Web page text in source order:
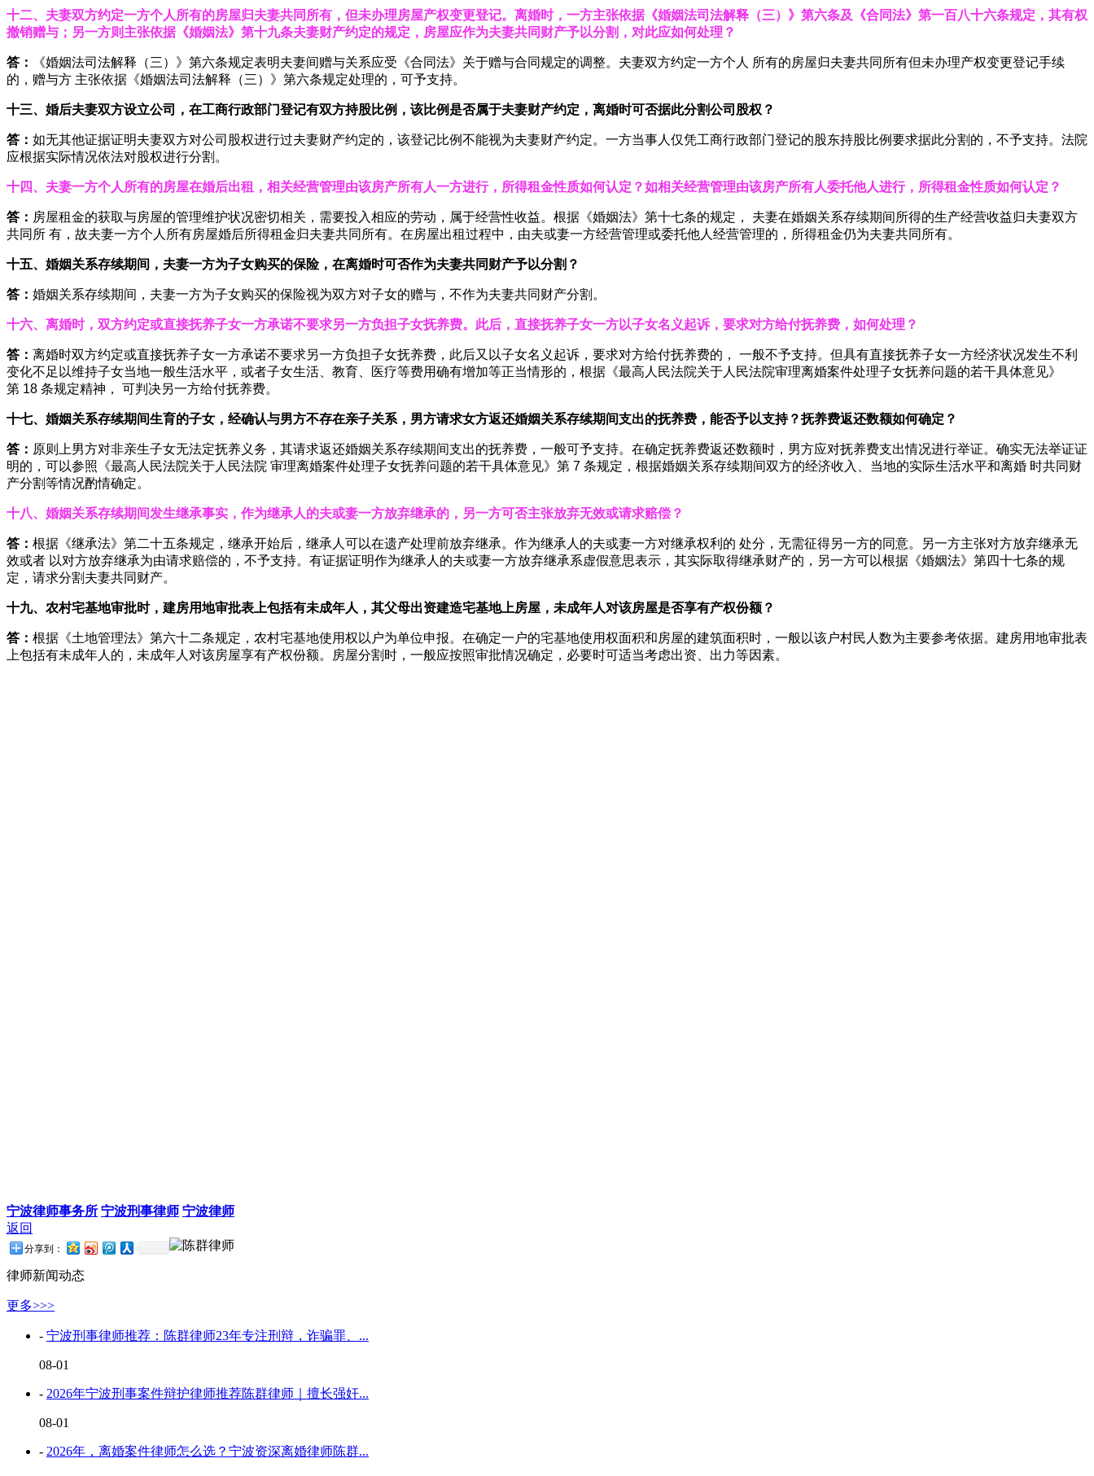
十二、夫妻双方约定一方个人所有的房屋归夫妻共同所有，但未办理房屋产权变更登记。离婚时，一方主张依据《婚姻法司法解释（三）》第六条及《合同法》第一百八十六条规定，其有权
撤销赠与；另一方则主张依据《婚姻法》第十九条夫妻财产约定的规定，房屋应作为夫妻共同财产予以分割，对此应如何处理？
答：
《婚姻法司法解释（三）》第六条规定表明夫妻间赠与关系应受《合同法》关于赠与合同规定的调整。夫妻双方约定一方个人 所有的房屋归夫妻共同所有但未办理产权变更登记手续
的，赠与方 主张依据《婚姻法司法解释（三）》第六条规定处理的，可予支持。
十三、婚后夫妻双方设立公司，在工商行政部门登记有双方持股比例，该比例是否属于夫妻财产约定，离婚时可否据此分割公司 股权？
答： 如无其他证据证明夫妻双方对公司股权进行过夫妻财产约定的，该登记比例不能视为夫妻财产约定。一方当事人仅凭工商行政部门登记的股东持股比例要求据此分割的，不予支持。法院
应根据实际情况依法对股权进行分割。
十四、夫妻一方个人所有的房屋在婚后出租，相关经营管理由该房产所有人一方进行，所得租金性质如何认定？如相关经营管理由该房产所有人委托他人进行，所得租金性质如何认定？
答： 房屋租金的获取与房屋的管理维护状况密切相关，需要投入相应的劳动，属于经营性收益。根据《婚姻法》第十七条的规定， 夫妻在婚姻关系存续期间所得的生产经营收益归夫妻双方
共同所 有，故夫妻一方个人所有房屋婚后所得租金归夫妻共同所有。在房屋出租过程中，由夫或妻一方经营管理或委托他人经营管理的，所得租金仍为夫妻共同所有。
十五、婚姻关系存续期间，夫妻一方为子女购买的保险，在离婚时可否作为夫妻共同财产予以分割？
答： 婚姻关系存续期间，夫妻一方为子女购买的保险视为双方对子女的赠与，不作为夫妻共同财产分割。
十六、离婚时，双方约定或直接抚养子女一方承诺不要求另一方负担子女抚养费。此后，直接抚养子女一方以子女名义起诉，要求对方给付抚养费，如何处理？
答： 离婚时双方约定或直接抚养子女一方承诺不要求另一方负担子女抚养费，此后又以子女名义起诉，要求对方给付抚养费的， 一般不予支持。但具有直接抚养子女一方经济状况发生不利
变化不足以维持子女当地一般生活水平，或者子女生活、教育、医疗等费用确有增加等正当情形的，根据《最高人民法院关于人民法院审理离婚案件处理子女抚养问题的若干具体意见》
第 18 条规定精神， 可判决另一方给付抚养费。
十七、婚姻关系存续期间生育的子女，经确认与男方不存在亲子关系，男方请求女方返还婚姻关系存续期间支出的抚养费，能否予以支持？抚养费返还数额如何确定？
答： 原则上男方对非亲生子女无法定抚养义务，其请求返还婚姻关系存续期间支出的抚养费，一般可予支持。在确定抚养费返还数额时，男方应对抚养费支出情况进行举证。确实无法举证证
明的，可以参照《最高人民法院关于人民法院 审理离婚案件处理子女抚养问题的若干具体意见》第 7 条规定，根据婚姻关系存续期间双方的经济收入、当地的实际生活水平和离婚 时共同财
产分割等情况酌情确定。
十八、婚姻关系存续期间发生继承事实，作为继承人的夫或妻一方放弃继承的，另一方可否主张放弃无效或请求赔偿？
答： 根据《继承法》第二十五条规定，继承开始后，继承人可以在遗产处理前放弃继承。作为继承人的夫或妻一方对继承权利的 处分，无需征得另一方的同意。另一方主张对方放弃继承无
效或者 以对方放弃继承为由请求赔偿的，不予支持。有证据证明作为继承人的夫或妻一方放弃继承系虚假意思表示，其实际取得继承财产的，另一方可以根据《婚姻法》第四十七条的规
定，请求分割夫妻共同财产。
十九、农村宅基地审批时，建房用地审批表上包括有未成年人，其父母出资建造宅基地上房屋，未成年人对该房屋是否享有产权份额？
答： 根据《土地管理法》第六十二条规定，农村宅基地使用权以户为单位申报。在确定一户的宅基地使用权面积和房屋的建筑面积时，一般以该户村民人数为主要参考依据。建房用地审批表
上包括有未成年人的，未成年人对该房屋享有产权份额。房屋分割时，一般应按照审批情况确定，必要时可适当考虑出资、出力等因素。
宁波律师事务所 宁波刑事律师 宁波律师
返回
分享到：
律师新闻动态
更多>>>
- 宁波刑事律师推荐：陈群律师23年专注刑辩，诈骗罪、...
08-01
- 2026年宁波刑事案件辩护律师推荐陈群律师｜擅长强奸...
08-01
- 2026年，离婚案件律师怎么选？宁波资深离婚律师陈群...